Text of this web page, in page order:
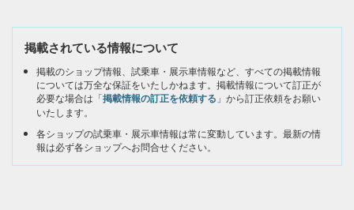
掲載されている情報について
掲載のショップ情報、試乗車・展示車情報など、すべての掲載情報
については万全な保証をいたしかねます。掲載情報について訂正が
必要な場合は「掲載情報の訂正を依頼する 」から訂正依頼をお願い
いたします。
各ショップの試乗車・展示車情報は常に変動しています。最新の情
報は必ず各ショップへお問合せください。